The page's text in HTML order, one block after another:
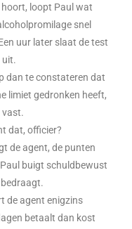
loopt Paul wat
snel
uur later slaat de test
dan te constateren dat
limiet gedronken heeft,
vast.
dat, officier?
de agent, de punten
buigt schuldbewust
de agent enigzins
betaalt dan kost